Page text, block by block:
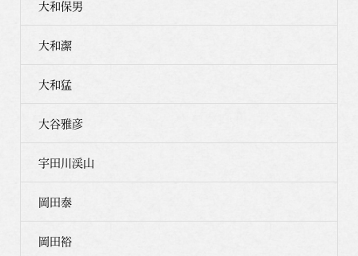
大和保男
大和潔
大和猛
大谷雅彦
宇田川渓山
岡田泰
岡田裕